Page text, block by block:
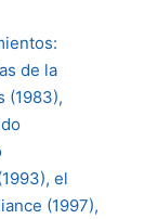
de la
(1983),
el
(1997),